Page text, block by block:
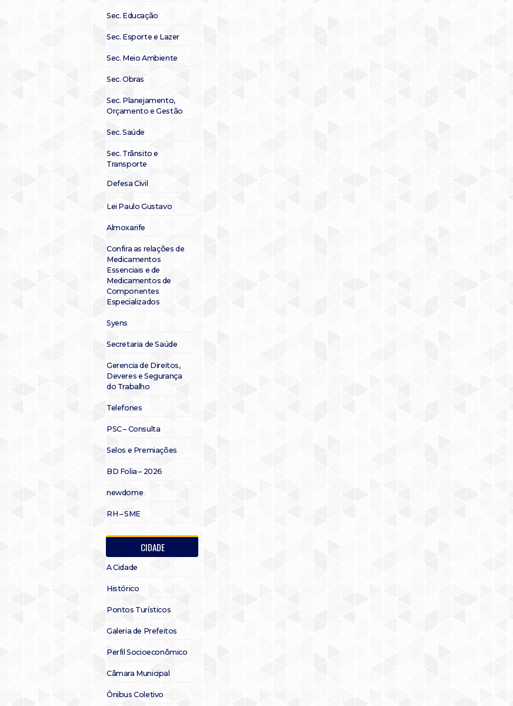
Sec. Educação
Sec. Esporte e Lazer
Sec. Meio Ambiente
Sec. Obras
Sec. Planejamento,
Orçamento e Gestão
Sec. Saúde
Sec. Trânsito e
Transporte
Defesa Civil
Lei Paulo Gustavo
Almoxarife
Confira as relações de
Medicamentos
Essenciais e de
Medicamentos de
Componentes
Especializados
Syens
Secretaria de Saúde
Gerencia de Direitos,
Deveres e Segurança
do Trabalho
Telefones
PSC – Consulta
Selos e Premiações
BD Folia – 2026
newdome
RH – SME
CIDADE
A Cidade
Histórico
Pontos Turísticos
Galeria de Prefeitos
Perfil Socioeconômico
Câmara Municipal
Ônibus Coletivo